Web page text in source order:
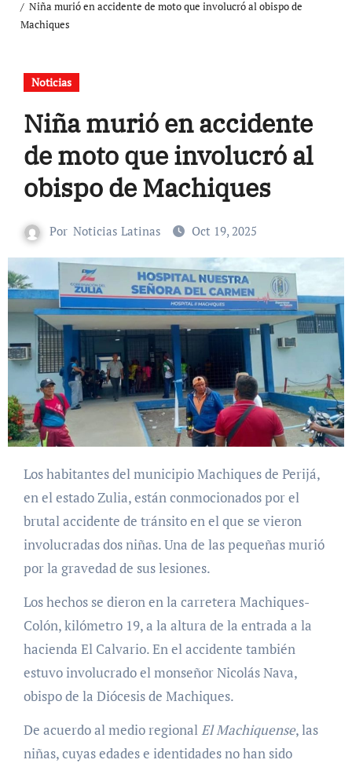
Niña murió en accidente de moto que involucró al obispo de
Machiques
Noticias
Niña murió en accidente
de moto que involucró al
obispo de Machiques
Por Noticias Latinas Oct 19, 2025
Los habitantes del municipio Machiques de Perijá,
en el estado Zulia, están conmocionados por el
brutal accidente de tránsito en el que se vieron
involucradas dos niñas. Una de las pequeñas murió
por la gravedad de sus lesiones.
Los hechos se dieron en la carretera Machiques-
Colón, kilómetro 19, a la altura de la entrada a la
hacienda El Calvario. En el accidente también
estuvo involucrado el monseñor Nicolás Nava,
obispo de la Diócesis de Machiques.
De acuerdo al medio regionalEl Machiquense, las
niñas, cuyas edades e identidades no han sido